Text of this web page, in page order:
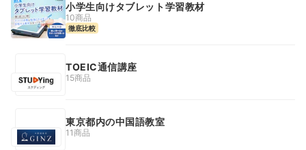
小学生向けタブレット学習教材
10商品
徹底比較
TOEIC通信講座
15商品
東京都内の中国語教室
11商品